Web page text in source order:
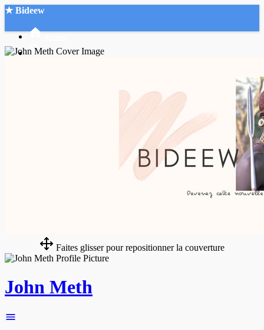
★ Bideew
Faites glisser pour repositionner la couverture
John Meth